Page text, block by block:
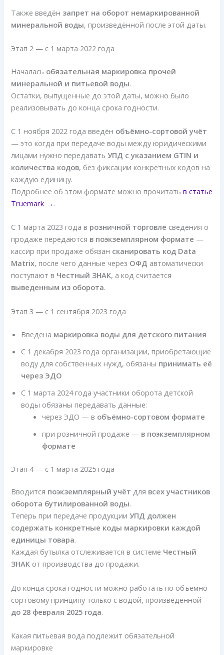
Также введён запрет на оборот немаркированной
минеральной воды, произведённой после этой даты.
Этап 2 — с 1 марта 2022 года
Началась обязательная маркировка прочей
минеральной и питьевой воды.
Остатки, выпущенные до этой даты, можно было
реализовывать до конца срока годности.
С 1 ноября 2022 года введён объёмно-сортовой учёт
— это когда при передаче воды между юридическими
лицами нужно передаватьУПД с указанием GTIN и
количества кодов, без фиксации конкретных кодов на
каждую единицу.
Подробнее об этом формате можно прочитатьв статье
Truemark → .
С 1 марта 2023 года в розничной торговле сведения о
продаже передаются в поэкземплярном формате —
кассир при продаже обязан сканировать код Data
Matrix, после чего данные через ОФД автоматически
поступают в Честный ЗНАК, а код считается
выведенным из оборота.
Этап 3 — с 1 сентября 2023 года
Введена маркировка воды для детского питания
С 1 декабря 2023 года организации, приобретающие
воду для собственных нужд, обязаны принимать её
через ЭДО
С 1 марта 2024 года участники оборота детской
воды обязаны передавать данные:
через ЭДО — в объёмно-сортовом формате
при розничной продаже — в поэкземплярном
формате
Этап 4 — с 1 марта 2025 года
Вводится поэкземплярный учёт для всех участников
оборота бутилированной воды.
Теперь при передаче продукцииУПД должен
содержать конкретные коды маркировки каждой
единицы товара.
Каждая бутылка отслеживается в системе Честный
ЗНАК от производства до продажи.
До конца срока годности можно работать по объёмно-
сортовому принципу только с водой, произведённой
до 28 февраля 2025 года.
Какая питьевая вода подлежит обязательной
маркировке